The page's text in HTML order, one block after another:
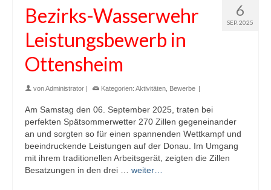
6
SEP. 2025
Bezirks-Wasserwehr
Leistungsbewerb in
Ottensheim
vonAdministrator | Kategorien: Aktivitäten Bewerbe |
Am Samstag den 06. September 2025, traten bei
perfekten Spätsommerwetter 270 Zillen gegeneinander
an und sorgten so für einen spannenden Wettkampf und
beeindruckende Leistungen auf der Donau. Im Umgang
mit ihrem traditionellen Arbeitsgerät, zeigten die Zillen
Besatzungen in den drei … weiter…